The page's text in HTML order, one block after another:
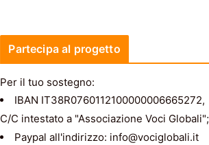
Partecipa al progetto
Per il tuo sostegno:
IBAN IT38R0760112100000006665272,
C/C intestato a "Associazione Voci Globali";
Paypal all'indirizzo: info@vociglobali.it